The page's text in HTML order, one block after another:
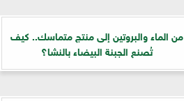
من الماء والبروتين إلى منتج متماسك.. كيف
تُصنع الجبنة البيضاء بالنشا؟